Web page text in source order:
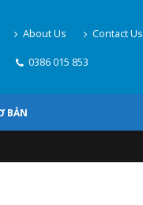
About Us Contact Us
0386 015 853
BẢN